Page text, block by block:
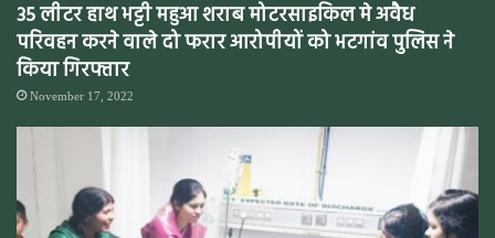
35 लीटर हाथ भट्टी महुआ शराब मोटरसाइकिल मे अवैध
परिवहन करने वाले दो फरार आरोपीयों को भटगांव पुलिस ने
किया गिरफ्तार
November 17, 2022